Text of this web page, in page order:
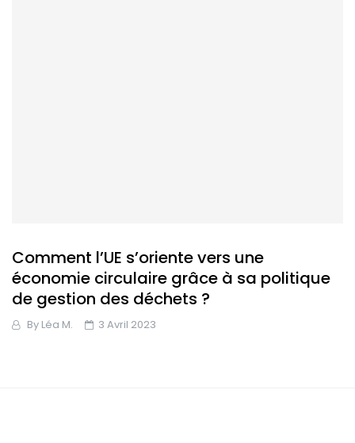
Comment l’UE s’oriente vers une
économie circulaire grâce à sa politique
de gestion des déchets ?
By Léa M. 3 Avril 2023